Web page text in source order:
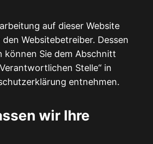
auf dieser Website
Websitebetreiber. Dessen
können Sie dem Abschnitt
Stelle“ in
entnehmen.
wir Ihre